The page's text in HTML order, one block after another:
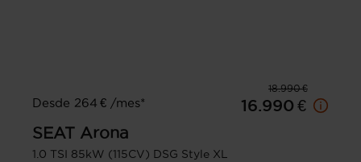
18.990 €
Desde 264 € /mes*
16.990 €
SEAT Arona
1.0 TSI 85kW (115CV) DSG Style XL